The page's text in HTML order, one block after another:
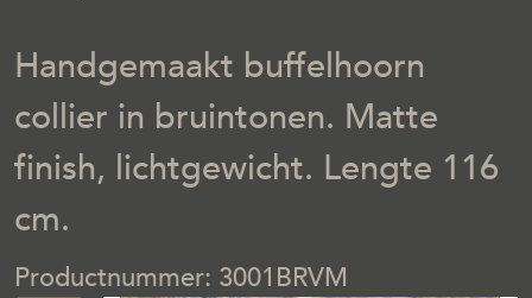
Handgemaakt buffelhoorn
collier in bruintonen. Matte
finish, lichtgewicht. Lengte 116
cm.